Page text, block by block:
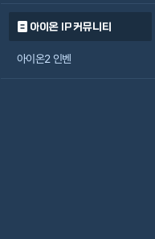
아이온 IP 커뮤니티
아이온2 인벤